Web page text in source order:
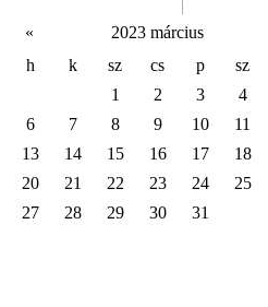
«
2023 március
h
k sz cs p
sz
1
2 3
4
6
7 8 9 10
11
13
14 15 16 17
18
20
21 22 23 24
25
27
28 29 30 31